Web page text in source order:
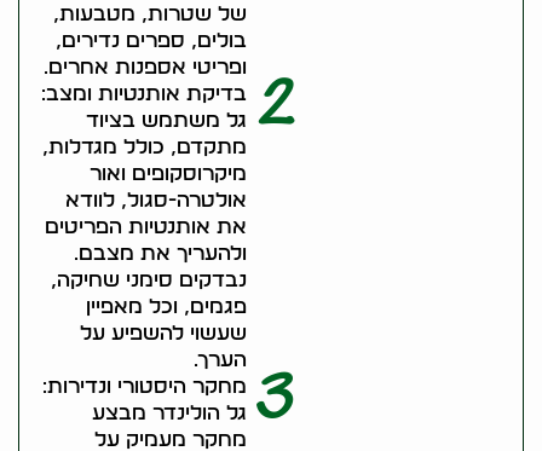
של שטרות, מטבעות,
בולים, ספרים נדירים,
ופריטי אספנות אחרים.
2 בדיקת אותנטיות ומצב:
גל משתמש בציוד
מתקדם, כולל מגדלות,
מיקרוסקופים ואור
אולטרה-סגול, לוודא
את אותנטיות הפריטים
ולהעריך את מצבם.
נבדקים סימני שחיקה,
פגמים, וכל מאפיין
שעשוי להשפיע על
הערך.
3
מחקר היסטורי ונדירות:
גל הולינדר מבצע
מחקר מעמיק על